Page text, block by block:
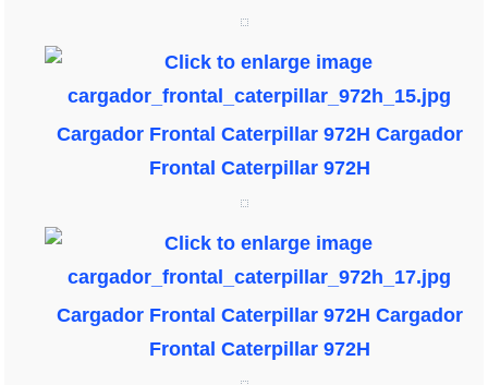
Cargador Frontal Caterpillar 972H Cargador
Frontal Caterpillar 972H
Cargador Frontal Caterpillar 972H Cargador
Frontal Caterpillar 972H